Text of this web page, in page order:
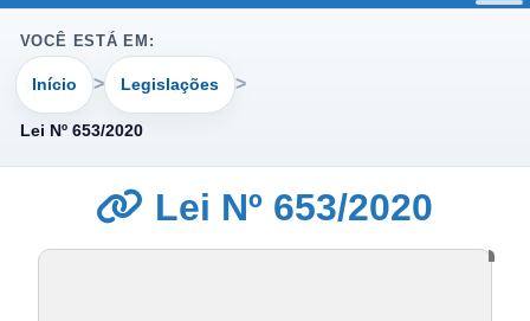
VOCÊ ESTÁ EM:
Início Legislações
Lei Nº 653/2020
Lei Nº 653/2020